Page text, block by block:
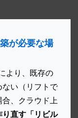
が必要な場
より、既存の
ない（リフトで
、クラウド上
り直す「リビル